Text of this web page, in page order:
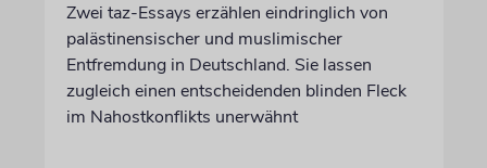
Zwei taz-Essays erzählen eindringlich von
palästinensischer und muslimischer
Entfremdung in Deutschland. Sie lassen
zugleich einen entscheidenden blinden Fleck
im Nahostkonflikts unerwähnt